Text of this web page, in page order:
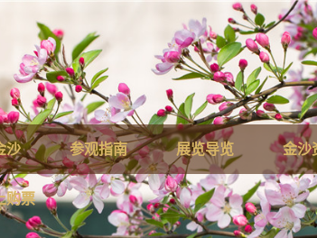
沙 参观指南 展览导览 金沙
购票